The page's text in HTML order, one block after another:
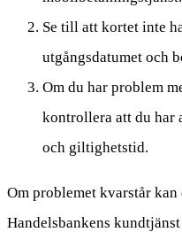
Se till att kortet inte
utgångsdatumet och
Om du har problem
kontrollera att du har
och giltighetstid.
Om problemet kvarstår
Handelsbankens